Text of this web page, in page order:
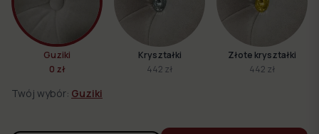
Guziki
0 zł
Kryształki
442 zł
Złote kryształki
442 zł
Twój wybór: Guziki